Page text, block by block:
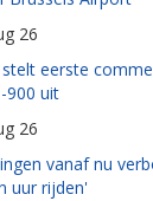
26
eerste
900 uit
26
vanaf nu
uur rijden'